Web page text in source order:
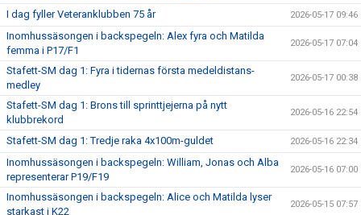
I dag fyller Veteranklubben 75 år 2026-05-17 09:46
Inomhussäsongen i backspegeln: Alex fyra och Matilda
femma i P17/F1
2026-05-17 07:04
Stafett-SM dag 1: Fyra i tidernas första medeldistans-
medley
2026-05-17 00:38
Stafett-SM dag 1: Brons till sprinttjejerna på nytt
klubbrekord
2026-05-16 22:54
Stafett-SM dag 1: Tredje raka 4x100m-guldet 2026-05-16 22:34
Inomhussäsongen i backspegeln: William, Jonas och Alba
representerar P19/F19
2026-05-16 07:00
Inomhussäsongen i backspegeln: Alice och Matilda lyser
starkast i K22
2026-05-15 07:57